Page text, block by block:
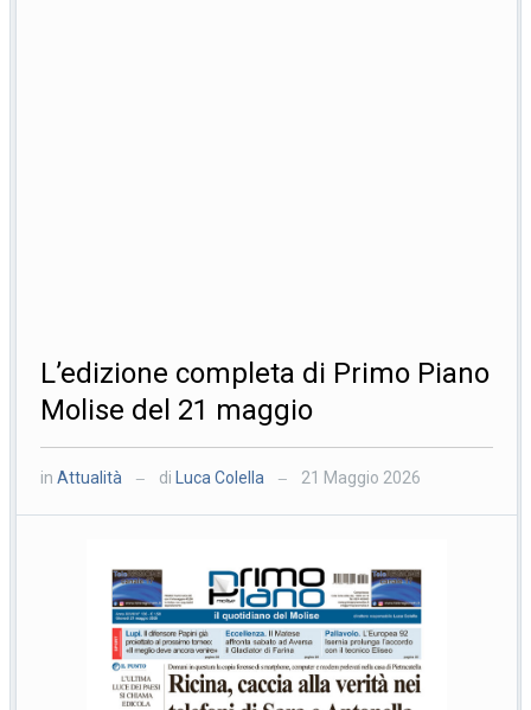
L’edizione completa di Primo Piano
Molise del 21 maggio
inAttualità — di Luca Colella — 21 Maggio 2026